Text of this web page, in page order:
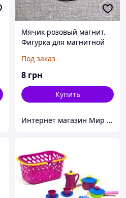
Мячик розовый магнит.
Фигурка для магнитной
Под заказ
8 грн
Купить
Интернет магазин Мир стендов. Товары из Украины